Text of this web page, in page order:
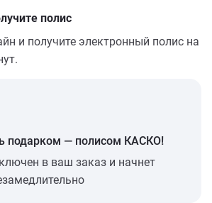
полис
и получите электронный полис на
подарком — полисом КАСКО!
в ваш заказ и начнет